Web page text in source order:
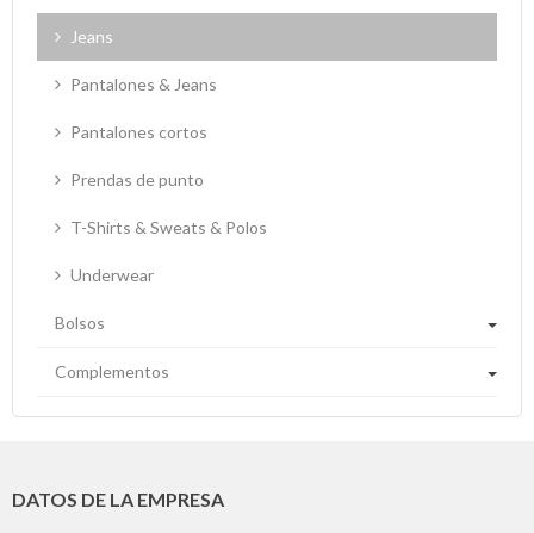
Jeans
Pantalones & Jeans
Pantalones cortos
Prendas de punto
T-Shirts & Sweats & Polos
Underwear
Bolsos
Complementos
DATOS DE LA EMPRESA